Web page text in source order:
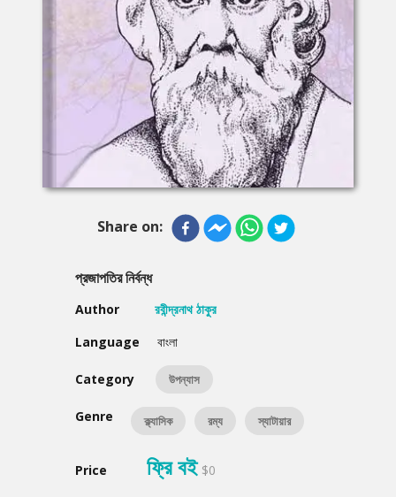
Share on:
প্রজাপতির নির্বন্ধ
Author
রবীন্দ্রনাথ ঠাকুর
Language
বাংলা
Category উপন্যাস
Genre ক্ল্যাসিক রম্য স্যাটায়ার
Price ফ্রি বই $0